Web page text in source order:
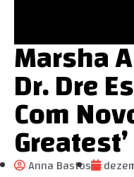
Marsha
Dr. Dre
Com
Greatest’
Anna Bastos